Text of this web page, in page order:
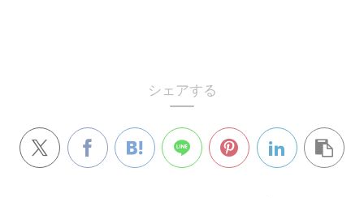
シェアする